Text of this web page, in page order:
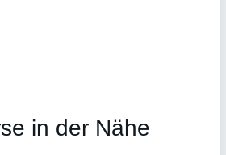
in der Nähe